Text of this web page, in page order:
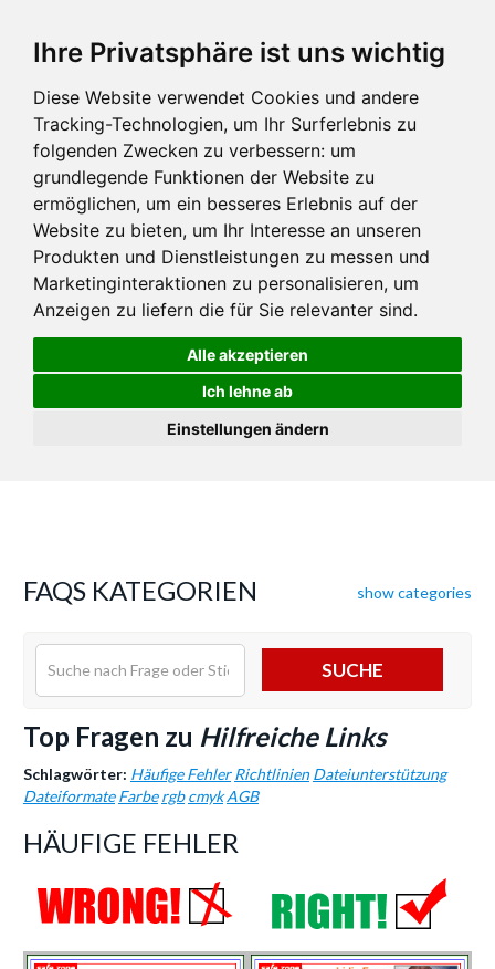
Ihre Privatsphäre ist uns wichtig
Diese Website verwendet Cookies und andere
Tracking-Technologien, um Ihr Surferlebnis zu
folgenden Zwecken zu verbessern: um
grundlegende Funktionen der Website zu
ermöglichen, um ein besseres Erlebnis auf der
Website zu bieten, um Ihr Interesse an unseren
Produkten und Dienstleistungen zu messen und
Marketinginteraktionen zu personalisieren, um
Anzeigen zu liefern die für Sie relevanter sind.
Alle akzeptieren
Ich lehne ab
Einstellungen ändern
FAQS KATEGORIEN show categories
SUCHE
Top Fragen zu Hilfreiche Links
Schlagwörter: Häufige Fehler Richtlinien Dateiunterstützung
Dateiformate Farbe rgb cmyk AGB
HÄUFIGE FEHLER